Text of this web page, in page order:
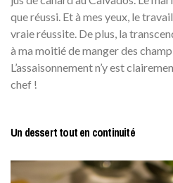
que réussi. Et à mes yeux, le
vraie réussite. De plus, la
à ma moitié de manger des
L’assaisonnement n’y est
chef !
Un dessert tout en continuité